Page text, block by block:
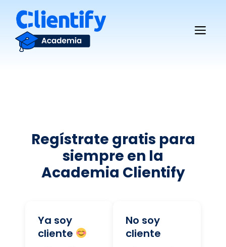
contenido
Regístrate gratis para
siempre en la
Academia Clientify
Ya soy
cliente
No soy
cliente